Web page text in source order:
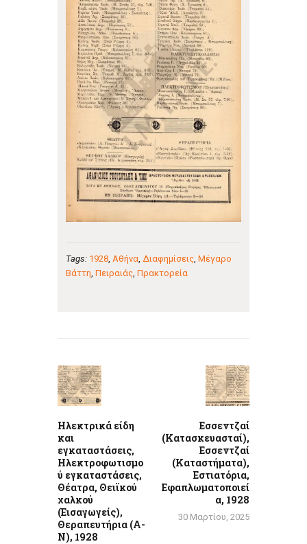
Tags: 1928, Αθήνα, Διαφημίσεις, Μέγαρο
Βάττη, Πειραιάς, Πρακτορεία
άρθρων
Ηλεκτρικά είδη
και
εγκαταστάσεις,
Ηλεκτροφωτισμο
ύ εγκαταστάσεις,
Θέατρα, Θειϊκού
χαλκού
(Εισαγωγείς),
Θεραπευτήρια (Α-
Ν), 1928
Εσσεντζαί
(Κατασκευασταί),
Εσσεντζαί
(Καταστήματα),
Εστιατόρια,
Εφαπλωματοποιεί
α, 1928
30 Μαρτίου, 2025